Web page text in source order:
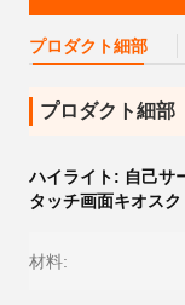
プロダクト細部
プロダクト細部
ハイライト: 自己サ
タッチ画面キオスク
材料: